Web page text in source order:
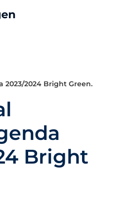
2023/2024 Bright Green.
Bright